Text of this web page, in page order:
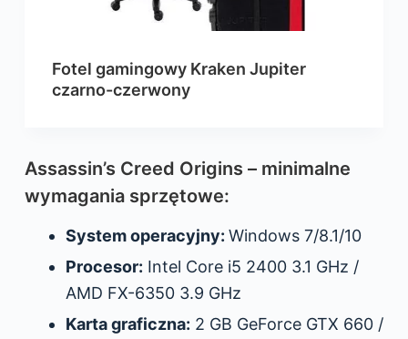
Fotel gamingowy Kraken Jupiter
czarno-czerwony
Assassin’s Creed Origins – minimalne
wymagania sprzętowe:
System operacyjny: Windows 7/8.1/10
Procesor: Intel Core i5 2400 3.1 GHz /
AMD FX-6350 3.9 GHz
Karta graficzna: 2 GB GeForce GTX 660 /